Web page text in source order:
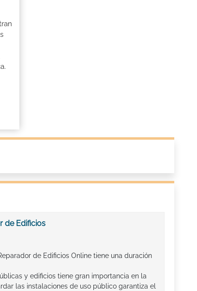
de Edificios
de Edificios Online tiene una duración
y edificios tiene gran importancia en la
las instalaciones de uso público garantiza el